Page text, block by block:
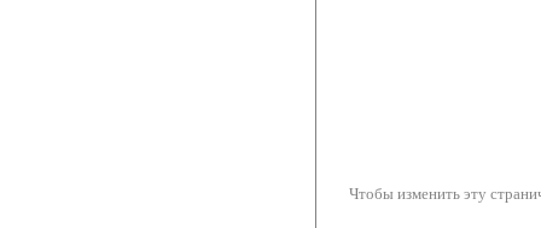
Чтобы изменить эту